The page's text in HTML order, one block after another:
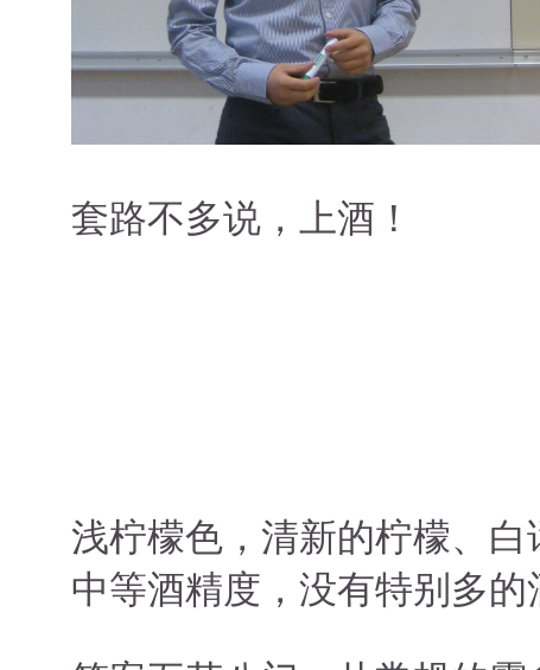
套路不多说，上酒！
浅柠檬色，清新的柠檬、
中等酒精度，没有特别多的